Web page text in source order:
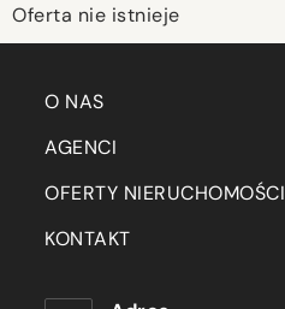
Oferta nie istnieje
O NAS
AGENCI
OFERTY NIERUCHOMOŚCI
KONTAKT